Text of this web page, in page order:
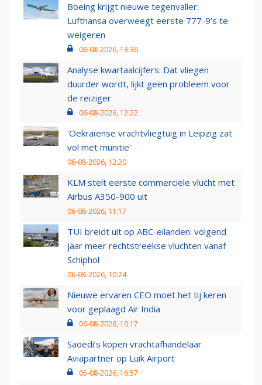
Boeing krijgt nieuwe tegenvaller:
Lufthansa overweegt eerste 777-9’s te
weigeren
06-08-2026, 13:36
Analyse kwartaalcijfers: Dat vliegen
duurder wordt, lijkt geen probleem voor
de reiziger
06-08-2026, 12:22
'Oekraïense vrachtvliegtuig in Leipzig zat
vol met munitie'
06-08-2026, 12:20
KLM stelt eerste commerciële vlucht met
Airbus A350-900 uit
06-08-2026, 11:17
TUI breidt uit op ABC-eilanden: volgend
jaar meer rechtstreekse vluchten vanaf
Schiphol
06-08-2026, 10:24
Nieuwe ervaren CEO moet het tij keren
voor geplaagd Air India
06-08-2026, 10:17
Saoedi’s kopen vrachtafhandelaar
Aviapartner op Luik Airport
05-08-2026, 16:57